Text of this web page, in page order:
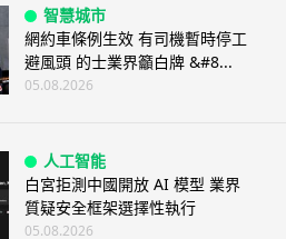
智慧城市
網約車條例生效 有司機暫時停工
避風頭 的士業界籲白牌 &#8...
05.08.2026
人工智能
白宮拒測中國開放 AI 模型 業界
質疑安全框架選擇性執行
05.08.2026